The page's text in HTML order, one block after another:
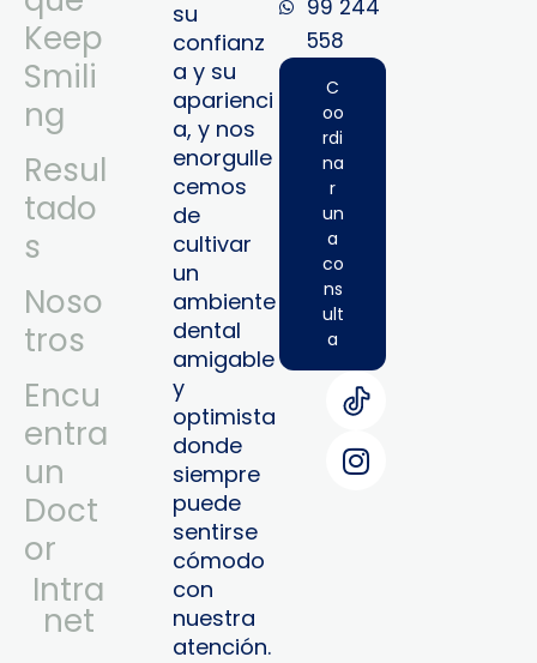
Keep
Smili
ng
Resul
tado
s
Noso
tros
Encu
entra
un
Doct
or
Intra
Net
su
confianz
a y su
aparienci
a, y nos
enorgulle
cemos
de
cultivar
un
ambiente
dental
amigable
y
optimista
donde
siempre
puede
sentirse
cómodo
con
nuestra
atención.
99 244
558‬‬
C
oo
rdi
na
r
un
a
co
ns
ult
a